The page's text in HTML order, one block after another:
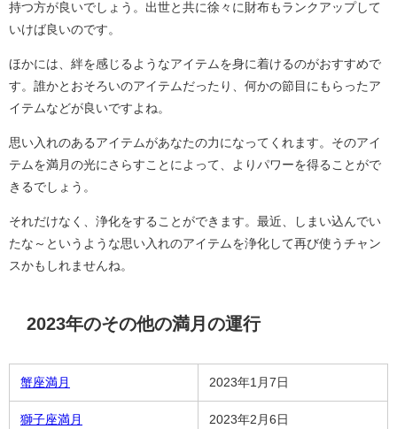
持つ方が良いでしょう。出世と共に徐々に財布もランクアップして
いけば良いのです。
ほかには、絆を感じるようなアイテムを身に着けるのがおすすめで
す。誰かとおそろいのアイテムだったり、何かの節目にもらったア
イテムなどが良いですよね。
思い入れのあるアイテムがあなたの力になってくれます。そのアイ
テムを満月の光にさらすことによって、よりパワーを得ることがで
きるでしょう。
それだけなく、浄化をすることができます。最近、しまい込んでい
たな～というような思い入れのアイテムを浄化して再び使うチャン
スかもしれませんね。
2023年のその他の満月の運行
蟹座満月 2023年1月7日
獅子座満月 2023年2月6日